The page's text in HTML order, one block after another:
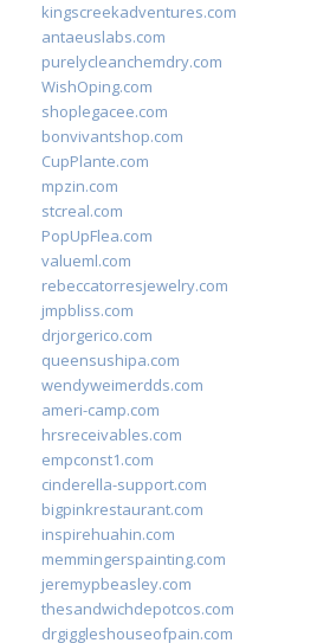
kingscreekadventures.com
antaeuslabs.com
purelycleanchemdry.com
WishOping.com
shoplegacee.com
bonvivantshop.com
CupPlante.com
mpzin.com
stcreal.com
PopUpFlea.com
valueml.com
rebeccatorresjewelry.com
jmpbliss.com
drjorgerico.com
queensushipa.com
wendyweimerdds.com
ameri-camp.com
hrsreceivables.com
empconst1.com
cinderella-support.com
bigpinkrestaurant.com
inspirehuahin.com
memmingerspainting.com
jeremypbeasley.com
thesandwichdepotcos.com
drgiggleshouseofpain.com